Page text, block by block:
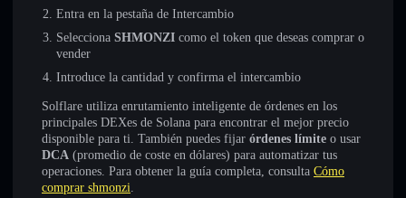
Entra en la pestaña de Intercambio
Selecciona SHMONZI como el token que deseas comprar o
vender
Introduce la cantidad y confirma el intercambio
Solflare utiliza enrutamiento inteligente de órdenes en los
principales DEXes de Solana para encontrar el mejor precio
disponible para ti. También puedes fijar órdenes límite o usar
DCA (promedio de coste en dólares) para automatizar tus
operaciones. Para obtener la guía completa, consulta Cómo
comprar shmonzi.